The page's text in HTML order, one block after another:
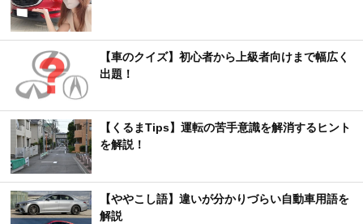
【車のクイズ】初心者から上級者向けまで幅広く
出題！
【くるまTips】運転の苦手意識を解消するヒント
を解説！
【ややこし語】違いが分かりづらい自動車用語を
解説